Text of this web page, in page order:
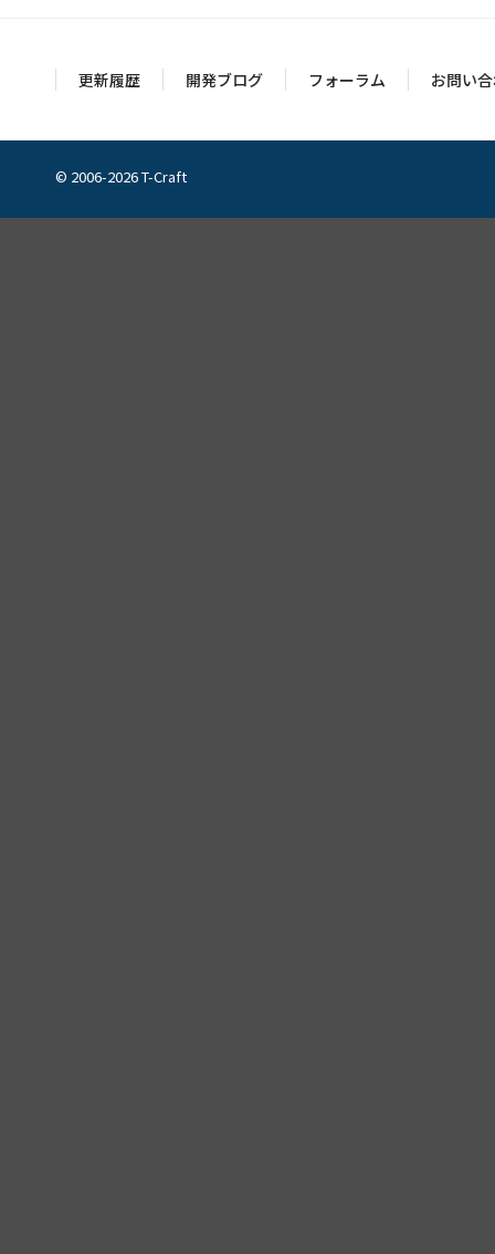
更新履歴 開発ブログ フォーラム お問い
© 2006-2026 T-Craft